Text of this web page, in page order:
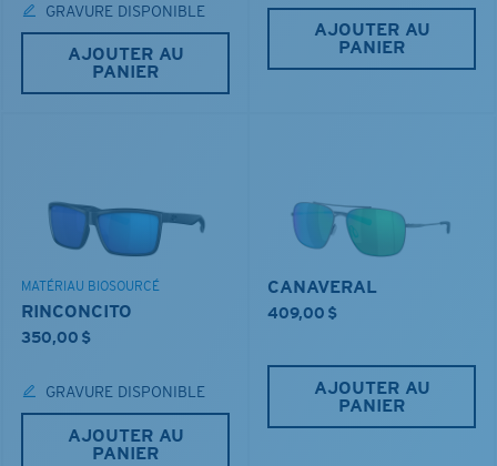
GRAVURE DISPONIBLE
AJOUTER AU
PANIER
AJOUTER AU
PANIER
MATÉRIAU BIOSOURCÉ
RINCONCITO
350,00 $
GRAVURE DISPONIBLE
AJOUTER AU
PANIER
CANAVERAL
409,00 $
AJOUTER AU
PANIER